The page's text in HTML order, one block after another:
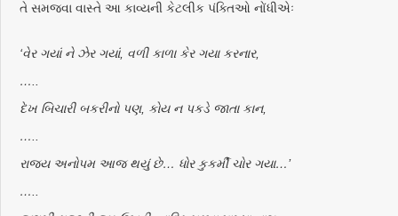
તે સમજવા વાસ્તે આ કાવ્યની કેટલીક પંક્તિઓ નોંધીએઃ
‘વેર ગયાં ને ઝેર ગયાં, વળી કાળા કેર ગયા કરનાર,
…..
દેખ બિચારી બકરીનો પણ, કોય ન પકડે જાતા કાન,
…..
રાજ્ય અનોપમ આજ થયું છે… ધોર કુકર્મી ચોર ગયા…’
…..